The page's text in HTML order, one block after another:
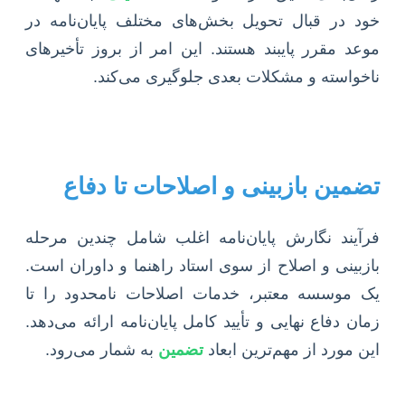
خود در قبال تحویل بخش‌های مختلف پایان‌نامه در
موعد مقرر پایبند هستند. این امر از بروز تأخیرهای
ناخواسته و مشکلات بعدی جلوگیری می‌کند.
تضمین بازبینی و اصلاحات تا دفاع
فرآیند نگارش پایان‌نامه اغلب شامل چندین مرحله
بازبینی و اصلاح از سوی استاد راهنما و داوران است.
یک موسسه معتبر، خدمات اصلاحات نامحدود را تا
زمان دفاع نهایی و تأیید کامل پایان‌نامه ارائه می‌دهد.
این مورد از مهم‌ترین ابعاد تضمین به شمار می‌رود.